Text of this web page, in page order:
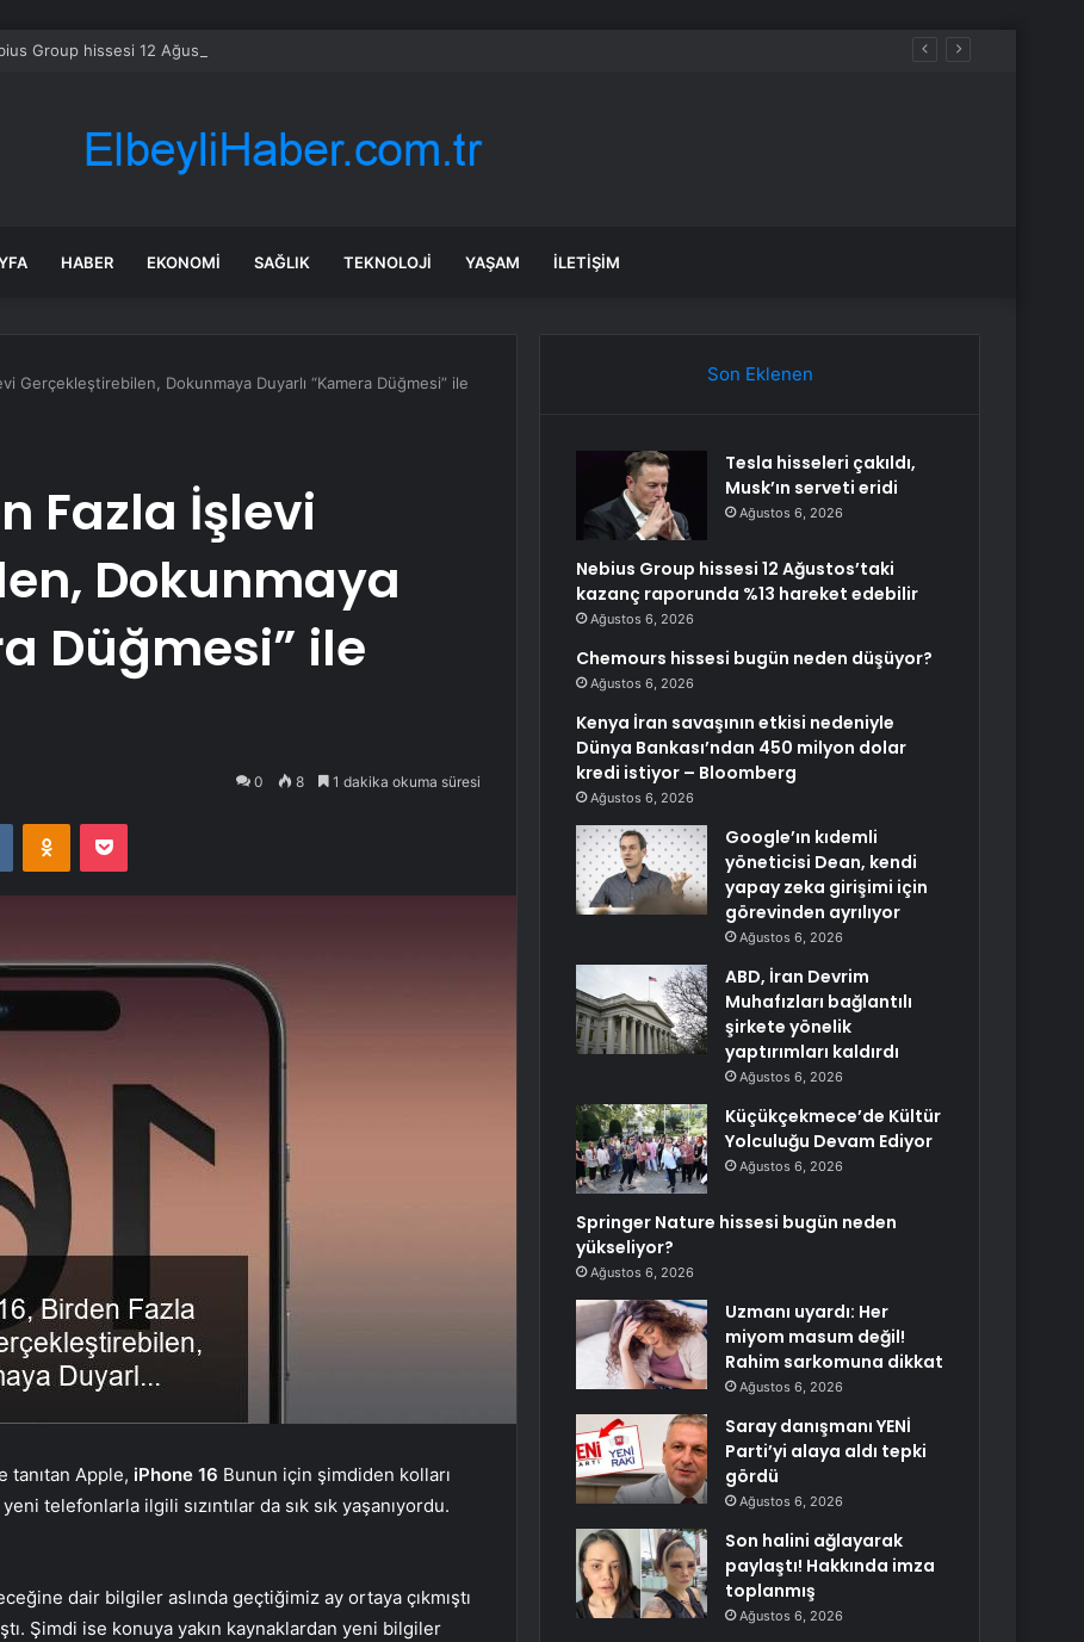
Group hissesi 12 Ağustos’taki kazanç raporunda %13 hareket edebilir
HABER EKONOMI SAĞLIK TEKNOLOJI YAŞAM İLETIŞIM
Gerçekleştirebilen, Dokunmaya Duyarlı “Kamera Düğmesi” ile
Fazla İşlevi
Dokunmaya
Düğmesi” ile
0 8 1 dakika okuma süresi
VKontakteOdnoklassniki
Pocket
tanıtan Apple, iPhone 16 Bunun için şimdiden kolları
telefonlarla ilgili sızıntılar da sık sık yaşanıyordu.
dair bilgiler aslında geçtiğimiz ay ortaya çıkmıştı
Şimdi ise konuya yakın kaynaklardan yeni bilgiler
Son Eklenen
Tesla hisseleri çakıldı,
Musk’ın serveti eridi
Ağustos 6, 2026
Nebius Group hissesi 12 Ağustos’taki
kazanç raporunda %13 hareket edebilir
Ağustos 6, 2026
Chemours hissesi bugün neden düşüyor?
Ağustos 6, 2026
Kenya İran savaşının etkisi nedeniyle
Dünya Bankası’ndan 450 milyon dolar
kredi istiyor – Bloomberg
Ağustos 6, 2026
Google’ın kıdemli
yöneticisi Dean, kendi
yapay zeka girişimi için
görevinden ayrılıyor
Ağustos 6, 2026
ABD, İran Devrim
Muhafızları bağlantılı
şirkete yönelik
yaptırımları kaldırdı
Ağustos 6, 2026
Küçükçekmece’de Kültür
Yolculuğu Devam Ediyor
Ağustos 6, 2026
Springer Nature hissesi bugün neden
yükseliyor?
Ağustos 6, 2026
Uzmanı uyardı: Her
miyom masum değil!
Rahim sarkomuna dikkat
Ağustos 6, 2026
Saray danışmanı YENİ
Parti’yi alaya aldı tepki
gördü
Ağustos 6, 2026
Son halini ağlayarak
paylaştı! Hakkında imza
toplanmış
Ağustos 6, 2026